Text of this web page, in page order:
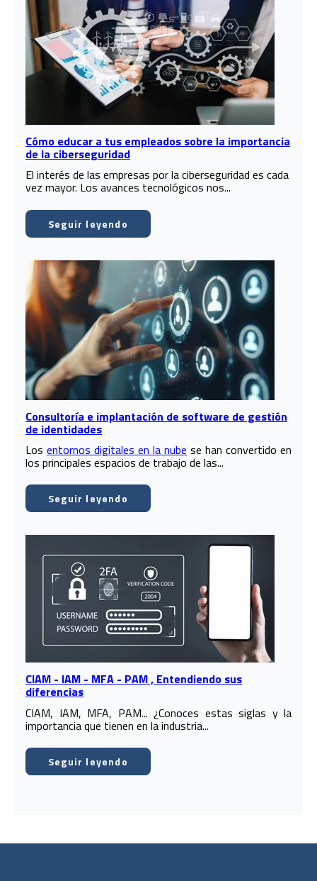
Cómo educar a tus empleados sobre la importancia
de la ciberseguridad
El interés de las empresas por la ciberseguridad es cada
vez mayor. Los avances tecnológicos nos...
Seguir leyendo
Consultoría e implantación de software de gestión
de identidades
Los entornos digitales en la nube se han convertido en
los principales espacios de trabajo de las...
Seguir leyendo
CIAM - IAM - MFA - PAM , Entendiendo sus
diferencias
CIAM, IAM, MFA, PAM... ¿Conoces estas siglas y la
importancia que tienen en la industria...
Seguir leyendo